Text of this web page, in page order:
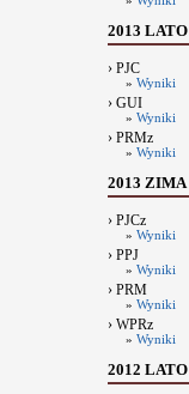
2013 LATO
› PJC
» Wyniki
› GUI
» Wyniki
› PRMz
» Wyniki
2013 ZIMA
› PJCz
» Wyniki
› PPJ
» Wyniki
› PRM
» Wyniki
› WPRz
» Wyniki
2012 LATO